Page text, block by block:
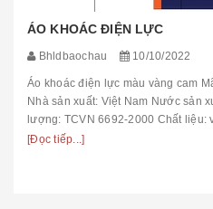
ÁO KHOÁC ĐIỆN LỰC
Bhldbaochau 10/10/2022
Áo khoác điện lực màu vàng cam
Nhà sản xuất: Việt Nam Nước sản
lượng: TCVN 6692-2000 Chất liệu:
[Đọc tiếp...]